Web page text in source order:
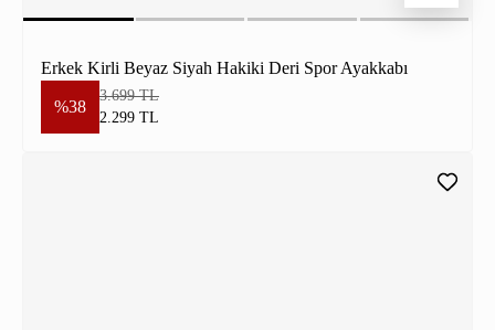
Erkek Kirli Beyaz Siyah Hakiki Deri Spor Ayakkabı
%38
3.699 TL
2.299 TL